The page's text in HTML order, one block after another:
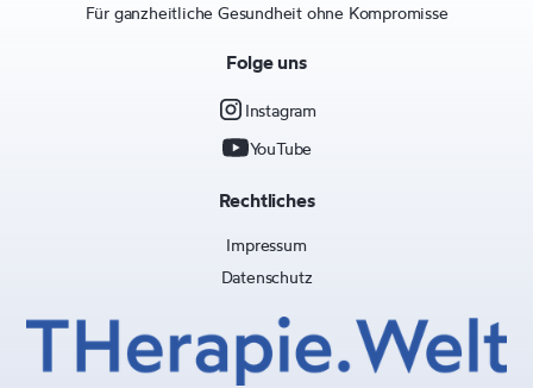
Für ganzheitliche Gesundheit ohne Kompromisse
Folge uns
Instagram
YouTube
Rechtliches
Impressum
Datenschutz